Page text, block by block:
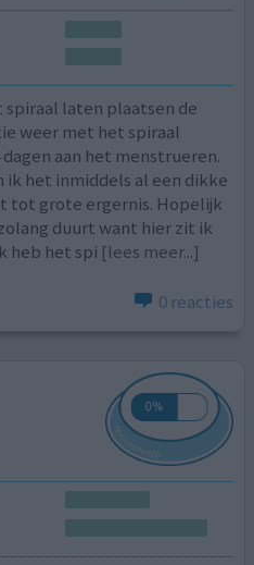
spiraal laten plaatsen de
weer met het spiraal
aan het menstrueren.
ik het inmiddels al een dikke
tot grote ergernis. Hopelijk
duurt want hier zit ik
heb het spi [lees meer...]
0 reacties